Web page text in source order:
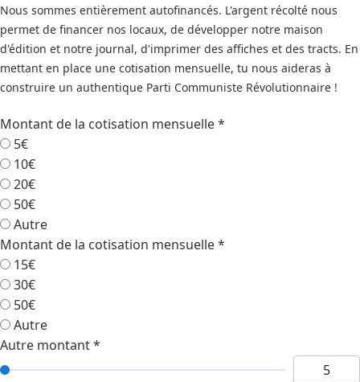
Nous sommes entièrement autofinancés. L'argent récolté nous
permet de financer nos locaux, de développer notre maison
d'édition et notre journal, d'imprimer des affiches et des tracts. En
mettant en place une cotisation mensuelle, tu nous aideras à
construire un authentique Parti Communiste Révolutionnaire !
Montant de la cotisation mensuelle*
5€
10€
20€
50€
Autre
Montant de la cotisation mensuelle*
15€
30€
50€
Autre
Autre montant*